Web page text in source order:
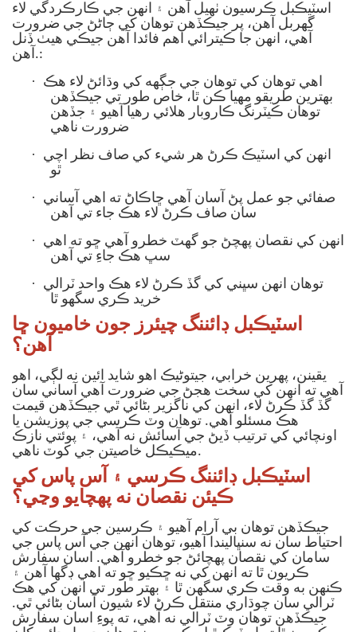
اسٽيڪبل ڪرسيون ٺهيل آهن ۽ انهن جي ڪارڪردگي لاء
گهربل آهن، پر جيڪڏهن توهان کي ڄاڻڻ جي ضرورت
آهي، انهن جا ڪيترائي اهم فائدا آهن جيڪي هيٺ ڏنل
آهن.:
·
بهترين طريقو مهيا ڪن ٿا، خاص طور تي جيڪڏهن
توهان ڪيٽرنگ ڪاروبار هلائي رهيا آهيو ۽ جڏهن
ضرورت ناهي
·
ٿو
·
سان صاف ڪرڻ لاء هڪ جاء تي آهن
·
سڀ هڪ جاءِ تي آهن
·
خريد ڪري سگهو ٿا
اسٽيڪبل ڊائننگ چيئرز جون خاميون ڇا
آهن؟
يقينن، پهرين خرابي، جيتوڻيڪ اهو شايد ائين نه لڳي، اهو
آهي ته انهن کي سخت هجڻ جي ضرورت آهي آساني سان
گڏ گڏ ڪرڻ لاء، انهن کي ناگزير بڻائي ٿي جيڪڏهن قيمت
هڪ مسئلو آهي. توهان وٽ ڪرسي جي پوزيشن يا
اونچائي کي ترتيب ڏيڻ جي آسائش نه آهي، ۽ پوئتي نازڪ
ميڪيڪل خاصيتن جي کوٽ ناهي.
اسٽيڪبل ڊائننگ ڪرسي ۽ آس پاس کي
ڪيئن نقصان نه پهچايو وڃي؟
جيڪڏهن توهان بي آرام آهيو ۽ ڪرسين جي حرڪت کي
احتياط سان نه سنڀاليندا آهيو، توهان انهن جي آس پاس جي
سامان کي نقصان پهچائڻ جو خطرو آهي. اسان سفارش
ڪريون ٿا ته انهن کي نه ڇڪيو ڇو ته اهي ڊگها آهن ۽
ڪنهن به وقت ڪري سگهن ٿا ۽ بهتر طور تي انهن کي هڪ
ٽرالي سان چوڌاري منتقل ڪرڻ لاء شيون آسان بڻائي ٿي.
جيڪڏهن توهان وٽ ٽرالي نه آهي، ته پوءِ اسان سفارش